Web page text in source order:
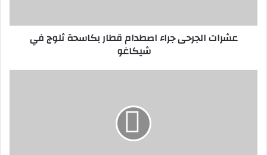
شيكاغو
عشرات الجرحى جراء اصطدام قطار بكاسحة ثلوج في
شيكاغو